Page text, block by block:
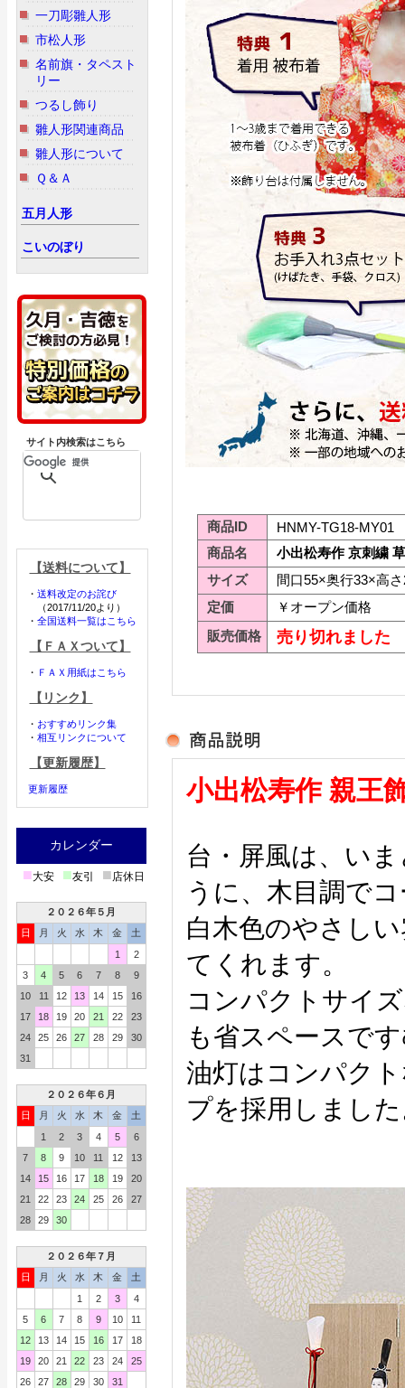
一刀彫雛人形
市松人形
名前旗・タペスト
リー
つるし飾り
雛人形関連商品
雛人形について
Ｑ＆Ａ
五月人形
こいのぼり
サイト内検索はこちら
【送料について】
・ 送料改定のお詫び
（2017/11/20より）
・ 全国送料一覧はこちら
【ＦＡＸついて】
・ ＦＡＸ用紙はこちら
【リンク】
・ おすすめリンク集
・ 相互リンクについて
【更新履歴】
更新履歴
カレンダー
■大安 ■友引 ■店休日
２０２６年５月
日
月 火 水 木 金
土
1
2
3
4 5 6 7 8
9
10
11 12 13 14 15
16
17
18 19 20 21 22
23
24
25 26 27 28 29
30
31
２０２６年６月
日
月 火 水 木 金
土
1
2 3 4 5
6
7
8 9 10 11 12
13
14
15 16 17 18 19
20
21
22 23 24 25 26
27
28
29 30
２０２６年７月
日
月 火 水 木 金
土
1
2 3
4
5
6 7 8 9 10
11
12
13 14 15 16 17
18
19
20 21 22 23 24
25
26
27 28 29 30 31
商品ID
HNMY-TG18-MY01
商品名
小出松寿作 京刺繍
サイズ
間口55×奥行33×高
定価
￥オープン価格
販売価格
売り切れました
小出松寿作 親王
台・屏風は、い
うに、木目調で
白木色のやさし
てくれます。
コンパクトサイ
も省スペースで
油灯はコンパク
プを採用しまし